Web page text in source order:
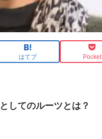
はてブ Pocket
してのルーツとは？